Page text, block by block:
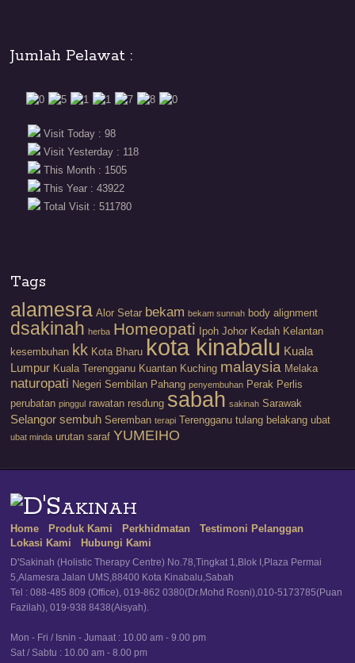
Jumlah Pelawat :
Visit Today : 98
Visit Yesterday : 118
This Month : 1505
This Year : 43922
Total Visit : 511780
Tags
alamesra Alor Setar bekam bekam sunnah body alignment
dsakinah herba Homeopati Ipoh Johor Kedah Kelantan
kesembuhan kk Kota Bharu kota kinabalu Kuala
Lumpur Kuala Terengganu Kuantan Kuching malaysia Melaka
naturopati Negeri Sembilan Pahang penyembuhan Perak Perlis
perubatan pinggul rawatan resdung sabah sakinah Sarawak
Selangor sembuh Seremban terapi Terengganu tulang belakang ubat
ubat minda urutan saraf YUMEIHO
Home Produk Kami Perkhidmatan
Testimoni Pelanggan
Lokasi Kami
Hubungi Kami
D'Sakinah (Holistic Therapy Centre) No.78,Tingkat 1,Blok I,Plaza Permai
5,Alamesra Jalan UMS,88400 Kota Kinabalu,Sabah
Tel : 088-485 809 (Office), 019-862 0380(Dr.Mohd Rosni),010-5173785(Puan
Fazilah), 019-938 8438(Aisyah).
Mon - Fri / Isnin - Jumaat : 10.00 am - 9.00 pm
Sat / Sabtu : 10.00 am - 8.00 pm